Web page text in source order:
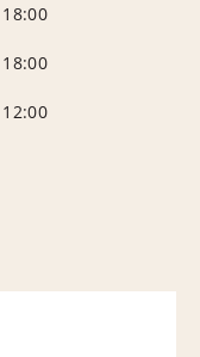
18:00
18:00
12:00